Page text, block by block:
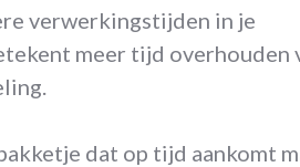
verwerkingstijden in je
meer tijd overhouden
dat op tijd aankomt